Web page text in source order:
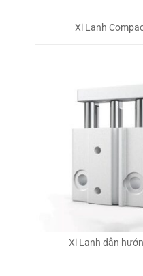
Xi Lanh
Xi Lanh dẫn